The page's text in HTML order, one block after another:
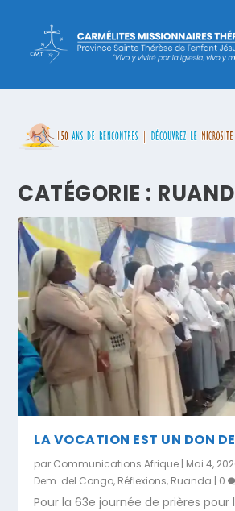
CATÉGORIE :
LA VOCATION EST UN DON
par Communications Afrique | Mai 4,
Dem. del Congo, Réflexions, Ruanda | 0
Pour la 63e journée de prières pour